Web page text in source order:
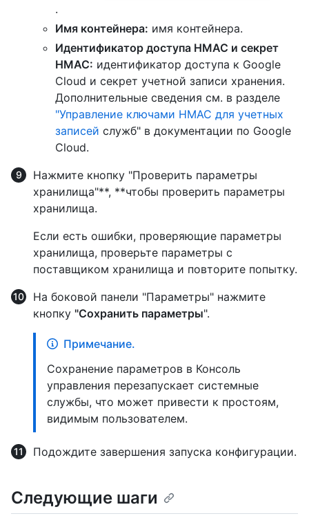
.
Имя контейнера: имя контейнера.
Идентификатор доступа HMAC и секрет
HMAC: идентификатор доступа к Google
Cloud и секрет учетной записи хранения.
Дополнительные сведения см. в разделе
"Управление ключами HMAC для учетных
записей служб" в документации по Google
Cloud.
Нажмите кнопку "Проверить параметры
хранилища"**, **чтобы проверить параметры
хранилища.
Если есть ошибки, проверяющие параметры
хранилища, проверьте параметры с
поставщиком хранилища и повторите попытку.
На боковой панели "Параметры" нажмите
кнопку "Сохранить параметры".
Примечание.
Сохранение параметров в Консоль
управления перезапускает системные
службы, что может привести к простоям,
видимым пользователем.
Подождите завершения запуска конфигурации.
Следующие шаги